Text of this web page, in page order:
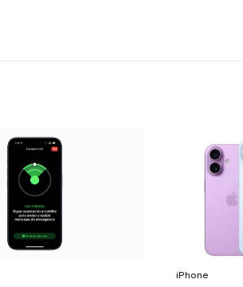
iPhone